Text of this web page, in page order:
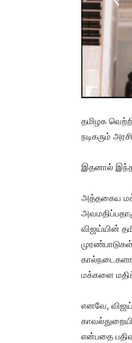
தமிழக
நடிகரும்
இதனால் இந்த
அத்தகைய
விஜய்யின்
மக்களை
எனவே,
என்பதை